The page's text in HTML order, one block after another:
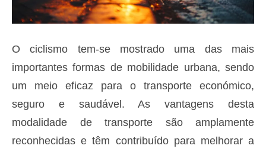
O ciclismo tem-se mostrado uma das mais
importantes formas de mobilidade urbana, sendo
um meio eficaz para o transporte económico,
seguro e saudável. As vantagens desta
modalidade de transporte são amplamente
reconhecidas e têm contribuído para melhorar a